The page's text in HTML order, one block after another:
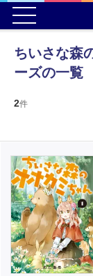
ちいさな森
ーズの一覧
2件